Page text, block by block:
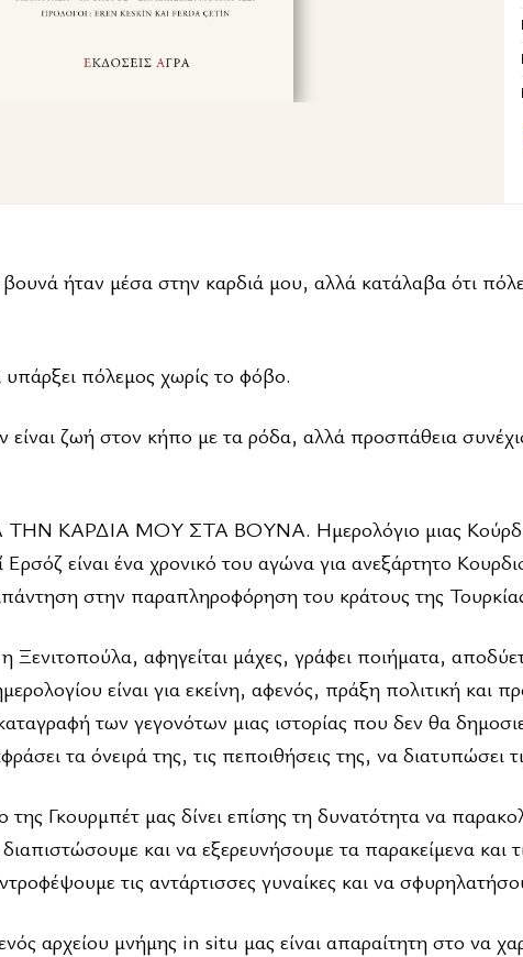
ήταν μέσα στην καρδιά μου, αλλά κατάλαβα ότι
πόλεμος χωρίς το φόβο.
ζωή στον κήπο με τα ρόδα, αλλά προσπάθεια
ΚΑΡΔΙΑ ΜΟΥ ΣΤΑ ΒΟΥΝΑ. Ημερολόγιο μιας
Ερσόζ είναι ένα χρονικό του αγώνα για ανεξάρτητο
στην παραπληροφόρηση του κράτους της
Ξενιτοπούλα, αφηγείται μάχες, γράφει ποιήματα,
είναι για εκείνη, αφενός, πράξη πολιτική και
των γεγονότων μιας ιστορίας που δεν θα
τα όνειρά της, τις πεποιθήσεις της, να διατυπώσει
της Γκουρμπέτ μας δίνει επίσης τη δυνατότητα να
και να εξερευνήσουμε τα παρακείμενα και
τις αντάρτισσες γυναίκες και να
αρχείου μνήμης in situ μας είναι απαραίτητη στο να